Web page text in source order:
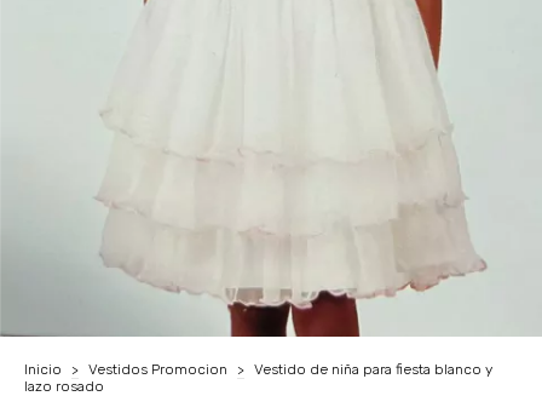
Inicio > Vestidos Promocion > Vestido de niña para fiesta blanco y
lazo rosado